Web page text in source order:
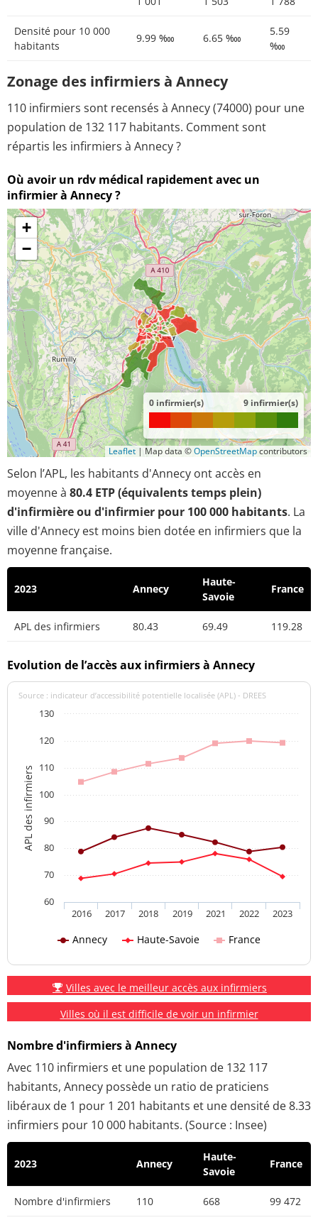
Densité pour 10 000
habitants
9.99 ‱ 6.65 ‱
5.59
‱
Zonage des infirmiers à Annecy
110 infirmiers sont recensés à Annecy (74000) pour une
population de 132 117 habitants. Comment sont
répartis les infirmiers à Annecy ?
Où avoir un rdv médical rapidement avec un
infirmier à Annecy ?
+
−
0 infirmier(s) 9 infirmier(s)
Leaflet | Map data ©OpenStreetMapcontributors
Selon l’APL, les habitants d'Annecy ont accès en
moyenne à 80.4 ETP (équivalents temps plein)
d'infirmière ou d'infirmier pour 100 000 habitants. La
ville d'Annecy est moins bien dotée en infirmiers que la
moyenne française.
2023 Annecy
Haute-
Savoie
France
APL des infirmiers 80.43 69.49 119.28
Evolution de l’accès aux infirmiers à Annecy
APL des infirmiers
Source : indicateur d’accessibilité potentielle localisée (APL) - DREES
Annecy Haute-Savoie France
2016 2017 2018 2019 2021 2022 2023
60
70
80
90
100
110
120
130
Villes avec le meilleur accès aux infirmiers
Villes où il est difficile de voir un infirmier
Nombre d'infirmiers à Annecy
Avec 110 infirmiers et une population de 132 117
habitants, Annecy possède un ratio de praticiens
libéraux de 1 pour 1 201 habitants et une densité de 8.33
infirmiers pour 10 000 habitants. (Source : Insee)
2023 Annecy
Haute-
Savoie
France
Nombre d'infirmiers 110 668 99 472